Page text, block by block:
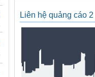
Liên hệ quảng cáo 2